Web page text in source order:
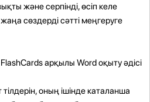
және серпінді, өсіп келе
сөздерді сәтті меңгеруге
арқылы Word оқыту әдісі
оның ішінде каталанша